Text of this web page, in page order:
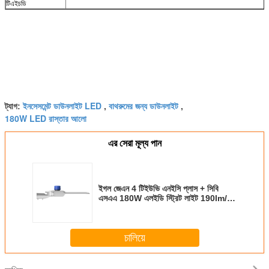
টিএইচডি
ট্যাগ:ইনসেসমেন্ট ডাউনলাইট LED , বাথরুমের জন্য ডাউনলাইট,
180W LED রাস্তার আলো
এর সেরা মূল্য পান
ইগল জেএন 4 টিইউভি এনইসি প্লাস + সিবি
এসএএ 180W এলইডি স্ট্রিট লাইট 190lm/W
চালিয়ে